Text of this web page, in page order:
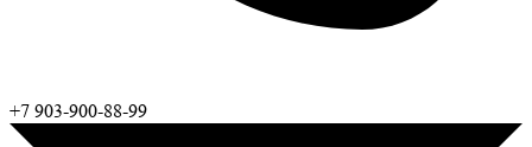
+7 903-900-88-99